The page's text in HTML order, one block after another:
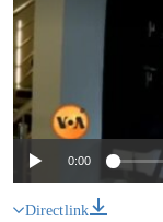
No
0:00
Direct link